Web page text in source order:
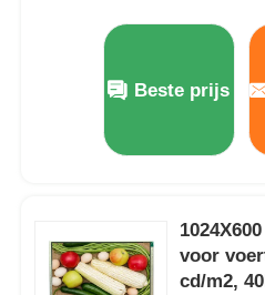
Fabriekstour
Neem contact met ons op
Beste prijs
voor
cd/m2,